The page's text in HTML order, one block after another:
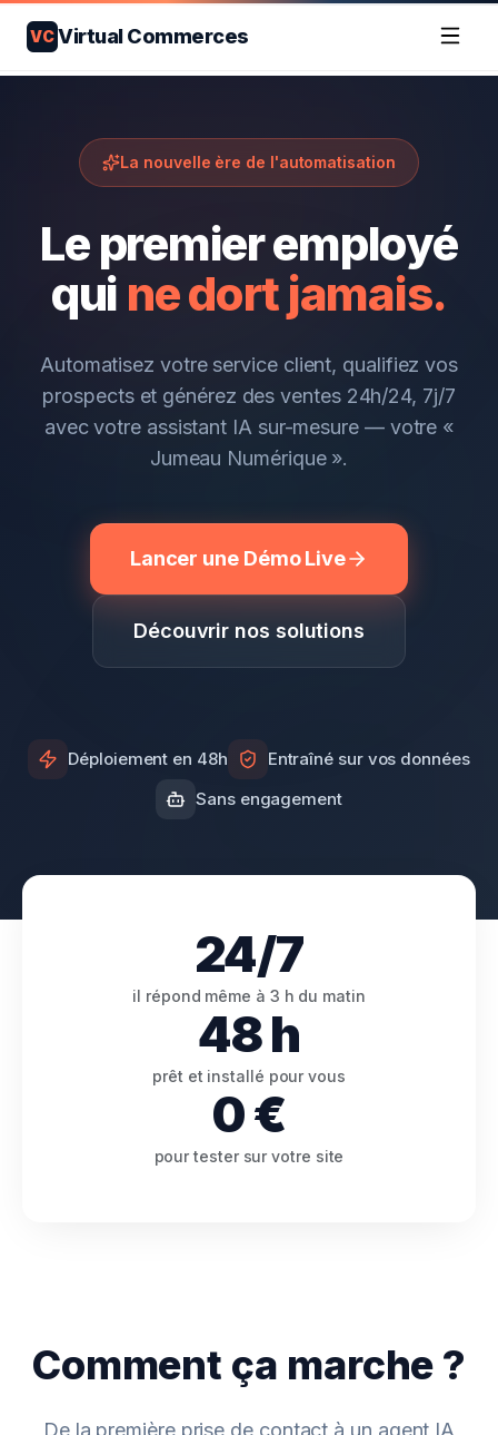
VCVirtual Commerces
La nouvelle ère de l'automatisation
Le premier employé
qui ne dort jamais.
Automatisez votre service client, qualifiez vos
prospects et générez des ventes 24h/24, 7j/7
avec votre assistant IA sur-mesure — votre «
Jumeau Numérique ».
Lancer une Démo Live
Découvrir nos solutions
Déploiement en 48h
Entraîné sur vos données
Sans engagement
24/7
il répond même à 3 h du matin
48h
prêt et installé pour vous
0€
pour tester sur votre site
Comment ça marche ?
De la première prise de contact à un agent IA